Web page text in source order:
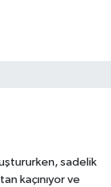
sadelik
kaçınıyor ve